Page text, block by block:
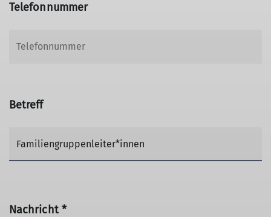
Telefonnummer
Betreff
Nachricht *